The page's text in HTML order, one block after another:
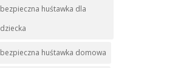
bezpieczna huśtawka dla
dziecka
bezpieczna huśtawka domowa